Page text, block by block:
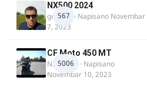
567
NX500 2024
godovic · Napisano Novembar
7, 2023
5006
CF Moto 450 MT
NIKOLA 1
· Napisano
Novembar 10, 2023